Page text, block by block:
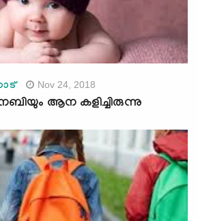
Nov 24, 2018
ആന കളിച്ചിരുന്നു